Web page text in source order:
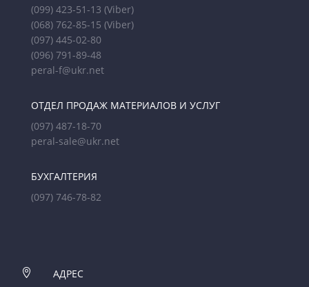
(099) 423-51-13 (Viber)
(068) 762-85-15 (Viber)
(097) 445-02-80
(096) 791-89-48
peral-f@ukr.net
ОТДЕЛ ПРОДАЖ МАТЕРИАЛОВ И УСЛУГ
(097) 487-18-70
peral-sale@ukr.net
БУХГАЛТЕРИЯ
(097) 746-78-82

АДРЕС